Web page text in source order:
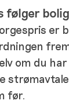
følger
er
om du
strømavtale
før.